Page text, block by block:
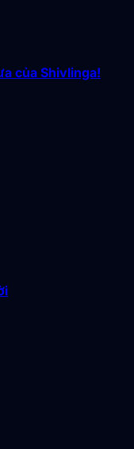
của Shivlinga!